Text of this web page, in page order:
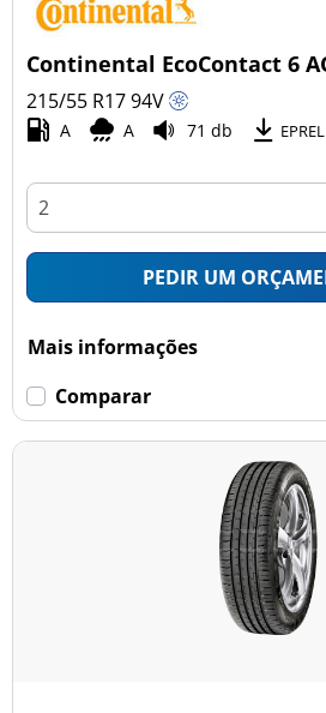
Continental EcoContact 6
215/55 R1794V
A A 71 db EPREL
PEDIR UM
Mais informações
Comparar